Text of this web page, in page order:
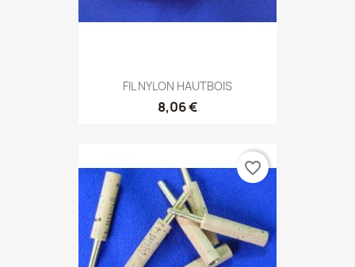
FIL NYLON HAUTBOIS
8,06 €
favorite_border